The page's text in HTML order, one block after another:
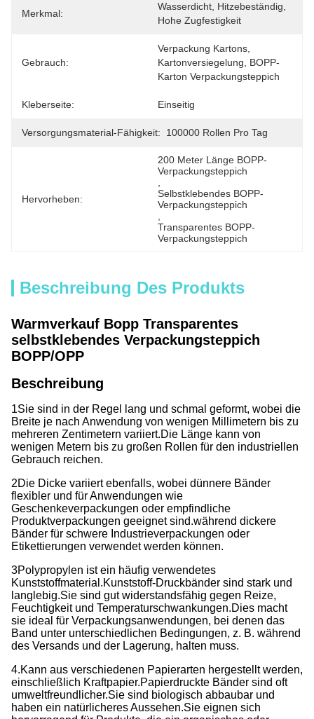
Merkmal:
Wasserdicht, Hitzebeständig,
Hohe Zugfestigkeit
Gebrauch:
Verpackung Kartons,
Kartonversiegelung, BOPP-
Karton Verpackungsteppich
Kleberseite: Einseitig
Versorgungsmaterial-Fähigkeit: 100000 Rollen Pro Tag
Hervorheben:
200 Meter Länge BOPP-
Verpackungsteppich
Selbstklebendes BOPP-
Verpackungsteppich
Transparentes BOPP-
Verpackungsteppich
Beschreibung Des Produkts
Warmverkauf Bopp Transparentes
selbstklebendes Verpackungsteppich
BOPP/OPP
Beschreibung
1Sie sind in der Regel lang und schmal geformt, wobei die
Breite je nach Anwendung von wenigen Millimetern bis zu
mehreren Zentimetern variiert.Die Länge kann von
wenigen Metern bis zu großen Rollen für den industriellen
Gebrauch reichen.
2Die Dicke variiert ebenfalls, wobei dünnere Bänder
flexibler und für Anwendungen wie
Geschenkeverpackungen oder empfindliche
Produktverpackungen geeignet sind.während dickere
Bänder für schwere Industrieverpackungen oder
Etikettierungen verwendet werden können.
3Polypropylen ist ein häufig verwendetes
Kunststoffmaterial.Kunststoff-Druckbänder sind stark und
langlebig.Sie sind gut widerstandsfähig gegen Reize,
Feuchtigkeit und Temperaturschwankungen.Dies macht
sie ideal für Verpackungsanwendungen, bei denen das
Band unter unterschiedlichen Bedingungen, z. B. während
des Versands und der Lagerung, halten muss.
4.Kann aus verschiedenen Papierarten hergestellt werden,
einschließlich Kraftpapier.Papierdruckte Bänder sind oft
umweltfreundlicher.Sie sind biologisch abbaubar und
haben ein natürlicheres Aussehen.Sie eignen sich